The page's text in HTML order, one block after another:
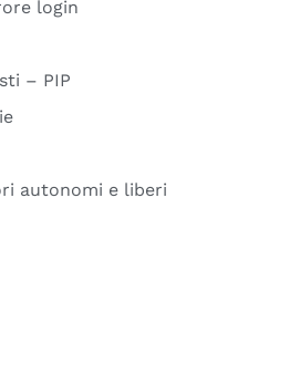
login
– PIP
autonomi e liberi